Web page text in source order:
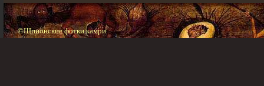
©Шпионские фотки камри